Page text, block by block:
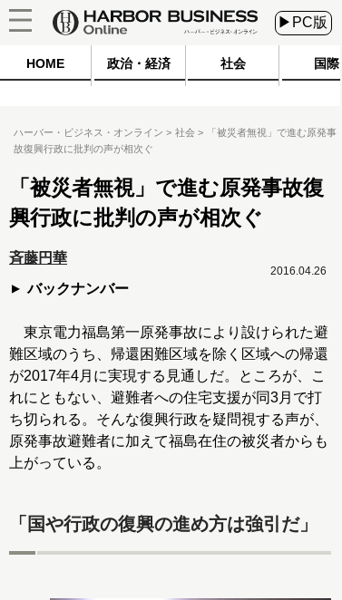
▶PC版
HOME 政治・経済 社会 国際
ハーバー・ビジネス・オンライン 社会
「被災者無視」で進む原発事
故復興行政に批判の声が相次ぐ
「被災者無視」で進む原発事故復
興行政に批判の声が相次ぐ
斉藤円華
バックナンバー
2016.04.26
東京電力福島第一原発事故により設けられた避
難区域のうち、帰還困難区域を除く区域への帰還
が2017年4月に実現する見通しだ。ところが、こ
れにともない、避難者への住宅支援が同3月で打
ち切られる。そんな復興行政を疑問視する声が、
原発事故避難者に加えて福島在住の被災者からも
上がっている。
「国や行政の復興の進め方は強引だ」